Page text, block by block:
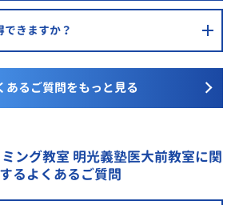
きますか？
あるご質問をもっと見る
ング教室 明光義塾医大前教室に関
するよくあるご質問